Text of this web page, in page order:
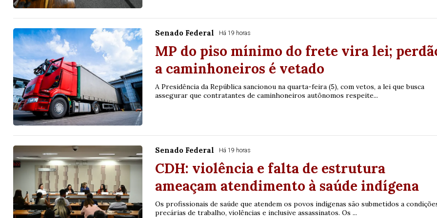
Senado Federal Há 19 horas
MP do piso mínimo do frete vira lei;
a caminhoneiros é vetado
A Presidência da República sancionou na quarta-feira (5), com vetos, a lei que busca
assegurar que contratantes de caminhoneiros autônomos respeite...
Senado Federal Há 19 horas
CDH: violência e falta de estrutura
ameaçam atendimento à saúde indígena
Os profissionais de saúde que atendem os povos indígenas são submetidos a
precárias de trabalho, violências e inclusive assassinatos. Os ...